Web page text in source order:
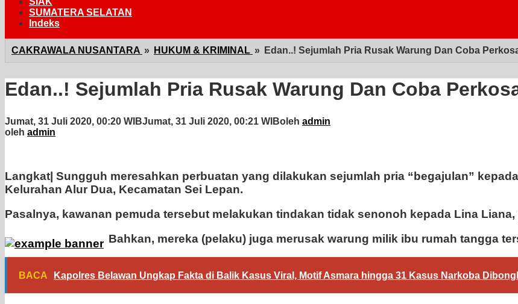
SUMATERA SELATAN
Indeks
CAKRAWALA NUSANTARA » HUKUM & KRIMINAL » Edan..! Sejumlah Pria Rusak Warung Dan Coba
Edan..! Sejumlah Pria Rusak Warung Dan Coba
Jumat, 31 Juli 2020, 00:20 WIBJumat, 31 Juli 2020, 00:21 WIBoleh admin
oleh admin
Langkat| Sungguh meresahkan perbuatan yang dilakukan sejumlah pria “begajulan”
Kelurahan Alur Dua, Kecamatan Sei Lepan.
Pasalnya, kawanan pemuda tersebut melakukan tindakan tidak senonoh kepada Lina
Bahkan, mereka (pelaku) juga merusak warung milik ibu rumah tangga
BACA Kapolres Belawan Ungkap Fakta di Balik Kasus Viral, Motif Asmara hingga 31 Kasus Narkoba